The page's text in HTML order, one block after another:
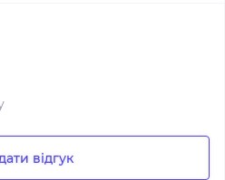
відгук